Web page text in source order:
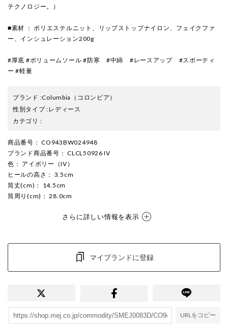
テクノロジー。）
■素材 ： ポリエステルニット、リップストップナイロン、フェイクファ
ー、インシュレーション200g
#厚底 #ボリュームソール #防寒 #中綿 #レースアップ #スポーティ
ー #軽量
ブランド :Columbia （コロンビア）
性別タイプ:レディース
カテゴリ :
商品番号 ： CO943BW024948
ブランド商品番号 ： CLCL50926 IV
色 ： アイボリー（IV）
ヒールの高さ ： 3.5cm
筒丈(cm) ： 14.5cm
筒周り(cm) ： 28.0cm
さらに詳しい情報を表示
マイブランドに登録
URLをコピー